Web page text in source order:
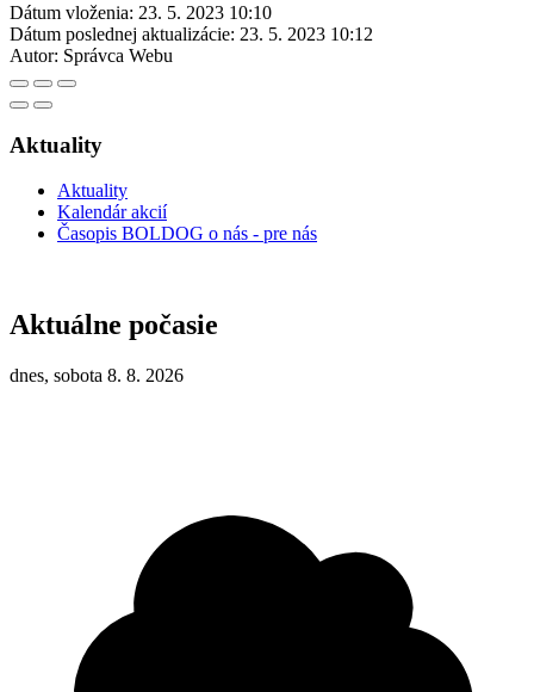
Dátum vloženia: 23. 5. 2023 10:10
Dátum poslednej aktualizácie: 23. 5. 2023 10:12
Autor: Správca Webu
Aktuality
Aktuality
Kalendár akcií
Časopis BOLDOG o nás - pre nás
Aktuálne počasie
dnes, sobota 8. 8. 2026